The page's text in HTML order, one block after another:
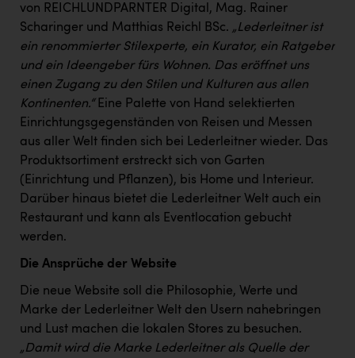
Kremsmüller Anlagenbau GmbH
Maximarkt
Oldtimer Raststationen und Motorhotels
Österreichischer Kachelofenverband
Orlen
Passage Linz
PEZ
PÜSPÖK
REMAX
RE/MAX Welcome
Resch&Frisch
RUBBLE MASTER
von REICHLUNDPARNTER Digital, Mag. Rainer
Scharinger und Matthias Reichl BSc. „Lederleitner ist
ein renommierter Stilexperte, ein Kurator, ein Ratgeber
und ein Ideengeber fürs Wohnen. Das eröffnet uns
einen Zugang zu den Stilen und Kulturen aus allen
Kontinenten.“ Eine Palette von Hand selektierten
Einrichtungsgegenständen von Reisen und Messen
aus aller Welt finden sich bei Lederleitner wieder. Das
Produktsortiment erstreckt sich von Garten
(Einrichtung und Pflanzen), bis Home und Interieur.
Darüber hinaus bietet die Lederleitner Welt auch ein
Restaurant und kann als Eventlocation gebucht
werden.
Die Ansprüche der Website
Die neue Website soll die Philosophie, Werte und
Marke der Lederleitner Welt den Usern nahebringen
und Lust machen die lokalen Stores zu besuchen.
„Damit wird die Marke Lederleitner als Quelle der